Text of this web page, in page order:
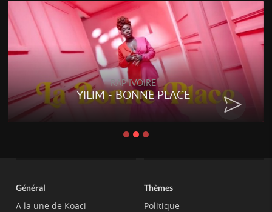
RAP IVOIRE
YILIM - BONNE PLACE
Général
A la une de Koaci
Thèmes
Politique